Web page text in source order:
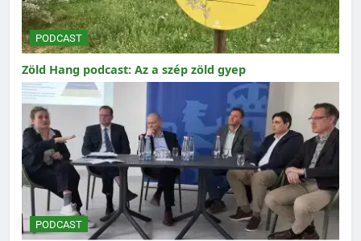
PODCAST
Zöld Hang podcast: Az a szép zöld gyep
PODCAST